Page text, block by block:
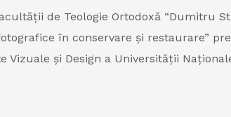
de Teologie Ortodoxă “Dumitru St
în conservare și restaurare”
Vizuale și Design a Universității